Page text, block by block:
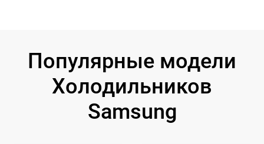
Популярные модели
Холодильников
Samsung